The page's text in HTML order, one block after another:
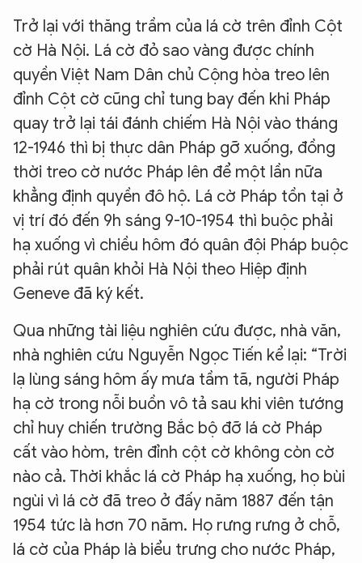
Trở lại với thăng trầm của lá cờ trên đỉnh Cột
cờ Hà Nội. Lá cờ đỏ sao vàng được chính
quyền Việt Nam Dân chủ Cộng hòa treo lên
đỉnh Cột cờ cũng chỉ tung bay đến khi Pháp
quay trở lại tái đánh chiếm Hà Nội vào tháng
12-1946 thì bị thực dân Pháp gỡ xuống, đồng
thời treo cờ nước Pháp lên để một lần nữa
khẳng định quyền đô hộ. Lá cờ Pháp tồn tại ở
vị trí đó đến 9h sáng 9-10-1954 thì buộc phải
hạ xuống vì chiều hôm đó quân đội Pháp buộc
phải rút quân khỏi Hà Nội theo Hiệp định
Geneve đã ký kết.
Qua những tài liệu nghiên cứu được, nhà văn,
nhà nghiên cứu Nguyễn Ngọc Tiến kể lại: “Trời
lạ lùng sáng hôm ấy mưa tầm tã, người Pháp
hạ cờ trong nỗi buồn vô tả sau khi viên tướng
chỉ huy chiến trường Bắc bộ đỡ lá cờ Pháp
cất vào hòm, trên đỉnh cột cờ không còn cờ
nào cả. Thời khắc lá cờ Pháp hạ xuống, họ bùi
ngùi vì lá cờ đã treo ở đấy năm 1887 đến tận
1954 tức là hơn 70 năm. Họ rưng rưng ở chỗ,
lá cờ của Pháp là biểu trưng cho nước Pháp,